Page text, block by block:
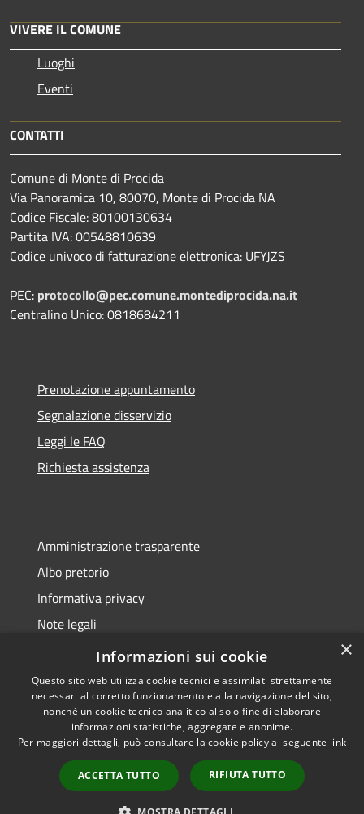
VIVERE IL COMUNE
Luoghi
Eventi
CONTATTI
Comune di Monte di Procida
Via Panoramica 10, 80070, Monte di Procida NA
Codice Fiscale: 80100130634
Partita IVA: 00548810639
Codice univoco di fatturazione elettronica: UFYJZS
PEC: protocollo@pec.comune.montediprocida.na.it
Centralino Unico:0818684211
Prenotazione appuntamento
Segnalazione disservizio
Leggi le FAQ
Richiesta assistenza
Amministrazione trasparente
Albo pretorio
Informativa privacy
Note legali
Dichiarazione di accessibilità
Accessibilità
Copyright © 2026 • Comune di
Monte di Procida • Powered by
Municipium•
Accesso
redazione
×
Informazioni sui cookie
Questo sito web utilizza cookie tecnici e assimilati strettamente
necessari al corretto funzionamento e alla navigazione del sito,
nonché un cookie tecnico analitico al solo fine di elaborare
informazioni statistiche, aggregate e anonime.
Per maggiori dettagli, può consultare la cookie policy al seguente link
ACCETTA TUTTO RIFIUTA TUTTO